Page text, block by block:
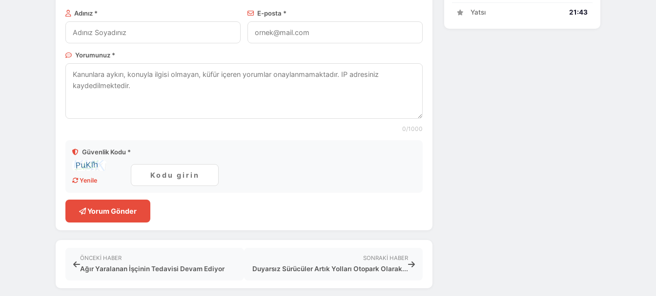
Adınız * E-posta *
Yorumunuz *
0/1000
Güvenlik Kodu *
Yenile
Yorum Gönder
ÖNCEKI HABER
Ağır Yaralanan İşçinin Tedavisi Devam Ediyor
SONRAKI HABER
Duyarsız Sürücüler Artık Yolları Otopark Olarak...
Yatsı 21:43